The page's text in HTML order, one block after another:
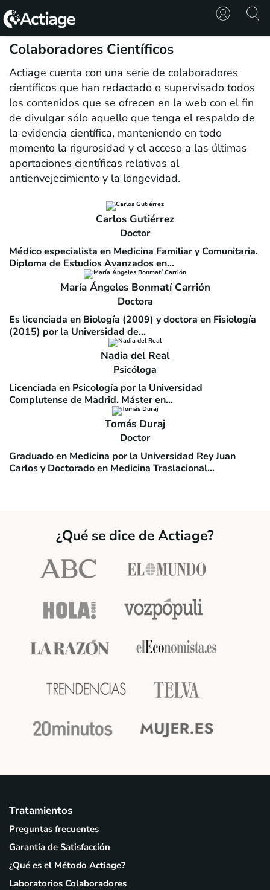
SHOP
TRATAMIENTOS
CONSULTA
CONOCE
ACTIAGE
Colaboradores Científicos
Actiage cuenta con una serie de colaboradores
científicos que han redactado o supervisado todos
los contenidos que se ofrecen en la web con el fin
de divulgar sólo aquello que tenga el respaldo de
la evidencia científica, manteniendo en todo
momento la rigurosidad y el acceso a las últimas
aportaciones científicas relativas al
antienvejecimiento y la longevidad.
Carlos Gutiérrez
Doctor
Médico especialista en Medicina Familiar y Comunitaria.
Diploma de Estudios Avanzados en...
María Ángeles Bonmatí Carrión
Doctora
Es licenciada en Biología (2009) y doctora en Fisiología
(2015) por la Universidad de...
Nadia del Real
Psicóloga
Licenciada en Psicología por la Universidad
Complutense de Madrid. Máster en...
Tomás Duraj
Doctor
Graduado en Medicina por la Universidad Rey Juan
Carlos y Doctorado en Medicina Traslacional...
¿Qué se dice de Actiage?
Tratamientos
Preguntas frecuentes
Garantía de Satisfacción
¿Qué es el Método Actiage?
Laboratorios Colaboradores